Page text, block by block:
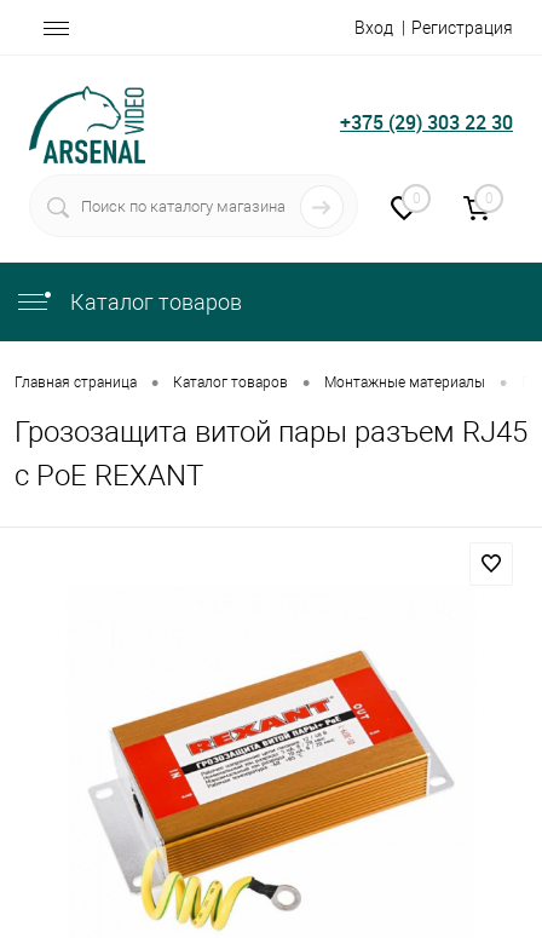
Вход Регистрация
+375 (29) 303 22 30
0 0
Каталог товаров
Главная страница • Каталог товаров • Монтажные материалы •
Грозозащита витой пары разъем RJ45
с PoE REXANT